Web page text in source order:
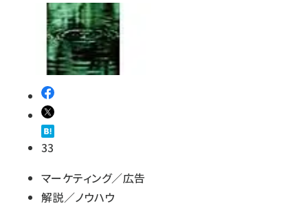
33
マーケティング／広告
解説／ノウハウ